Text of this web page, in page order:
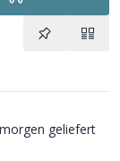
geliefert